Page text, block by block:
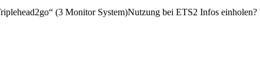
(3 Monitor System)Nutzung bei ETS2 Infos